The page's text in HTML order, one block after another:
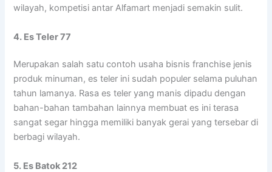
wilayah, kompetisi antar Alfamart menjadi semakin sulit.
4. Es Teler 77
Merupakan salah satu contoh usaha bisnis franchise jenis
produk minuman, es teler ini sudah populer selama puluhan
tahun lamanya. Rasa es teler yang manis dipadu dengan
bahan-bahan tambahan lainnya membuat es ini terasa
sangat segar hingga memiliki banyak gerai yang tersebar di
berbagi wilayah.
5. Es Batok 212